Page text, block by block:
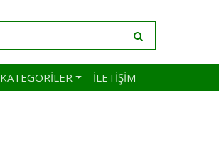
KATEGORILER İLETIŞIM